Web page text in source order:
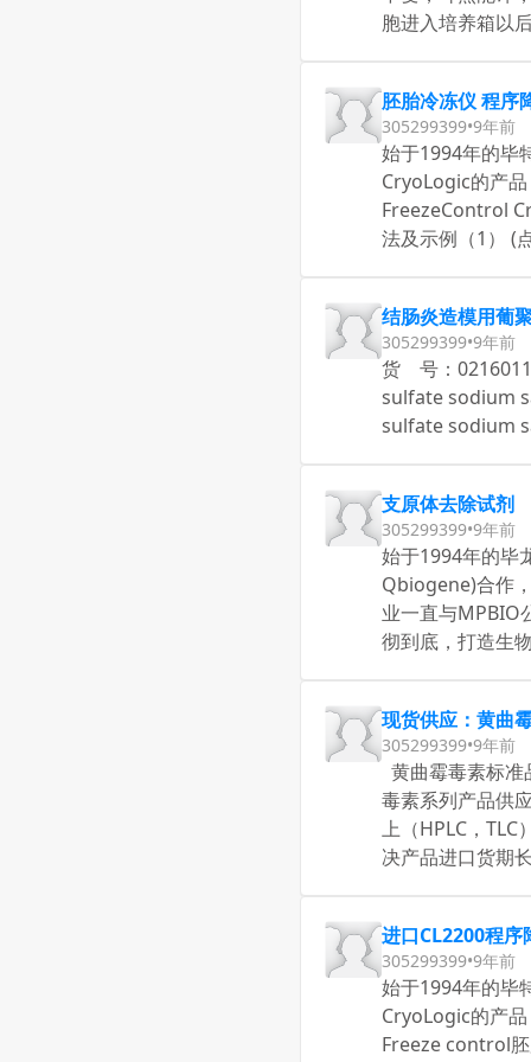
胞进入培养箱以
胚胎冷冻仪 程序
305299399•9年前
始于1994年的毕
CryoLogic的产
FreezeControl
法及示例（1） (
结肠炎造模用葡
305299399•9年前
货 号：
sulfate sodium
sulfate sodium
支原体去除试剂
305299399•9年前
始于1994年的
Qbiogene)合作
业一直与MPBIO
彻到底，打造
现货供应：黄曲
305299399•9年前
黄曲霉毒素标
毒素系列产品供
上（HPLC，
决产品进口货期
进口CL2200程
305299399•9年前
始于1994年的毕
CryoLogic的产
Freeze control